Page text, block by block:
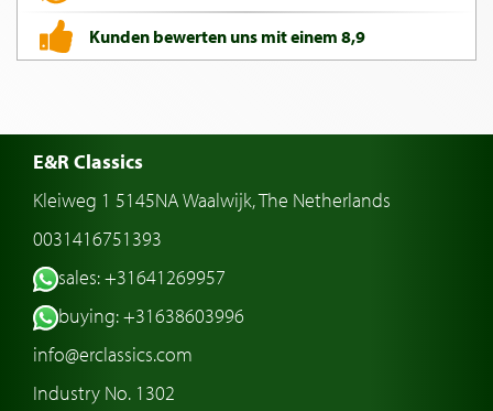
Kunden bewerten uns mit einem 8,9
E&R Classics
Kleiweg 1 5145NA Waalwijk, The Netherlands
0031416751393
sales: +31641269957
buying: +31638603996
info@erclassics.com
Industry No. 1302